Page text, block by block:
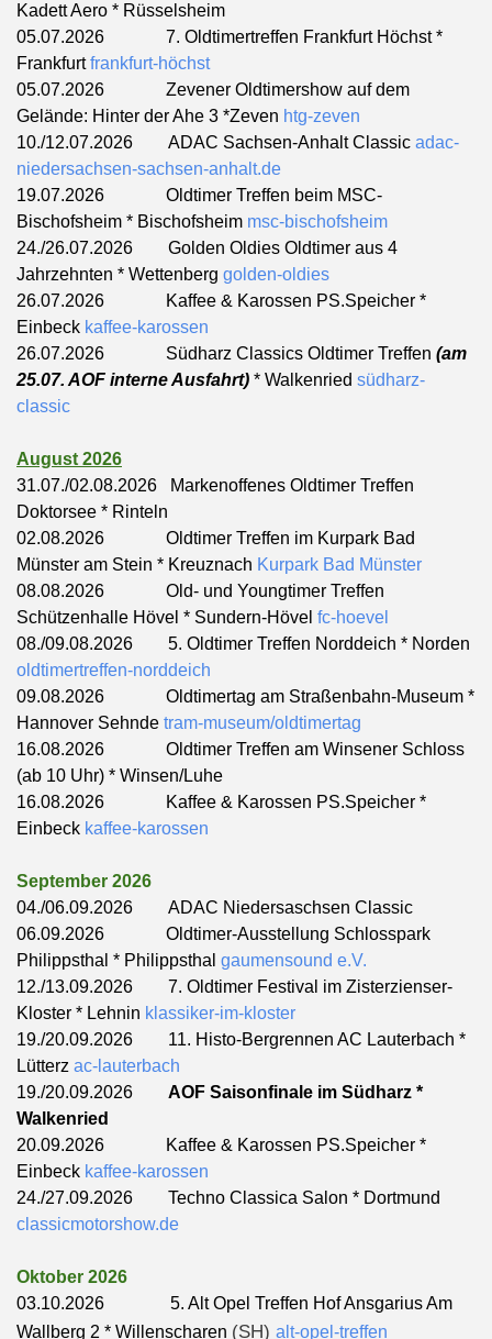
Kadett Aero * Rüsselsheim
05.07.2026 7. Oldtimertreffen Frankfurt Höchst *
Frankfurtfrankfurt-höchst
05.07.2026 Zevener Oldtimershow auf dem
Gelände: Hinter der Ahe 3 *Zeven htg-zeven
10./12.07.2026 ADAC Sachsen-Anhalt Classic adac-
niedersachsen-sachsen-anhalt.de
19.07.2026 Oldtimer Treffen beim MSC-
Bischofsheim * Bischofsheim msc-bischofsheim
24./26.07.2026 Golden Oldies Oldtimer aus 4
Jahrzehnten * Wettenberg golden-oldies
26.07.2026
Kaffee & Karossen PS.Speicher *
Einbeck kaffee-karossen
26.07.2026 Südharz Classics Oldtimer Treffen (am
25.07. AOF interne Ausfahrt) * Walkenried südharz-
classic
August 2026
31.07./02.08.2026 Markenoffenes Oldtimer Treffen
Doktorsee * Rinteln
02.08.2026 Oldtimer Treffen im Kurpark Bad
Münster am Stein * Kreuznach Kurpark Bad Münster
08.08.2026 Old- und Youngtimer Treffen
Schützenhalle Hövel * Sundern-Hövel fc-hoevel
08./09.08.2026 5. Oldtimer Treffen Norddeich * Norden
oldtimertreffen-norddeich
09.08.2026 Oldtimertag am Straßenbahn-Museum *
Hannover Sehnde tram-museum/oldtimertag
16.08.2026 Oldtimer Treffen am Winsener Schloss
(ab 10 Uhr) * Winsen/Luhe
16.08.2026
Kaffee & Karossen PS.Speicher *
Einbeck kaffee-karossen
September 2026
04./06.09.2026 ADAC Niedersaschsen Classic
06.09.2026 Oldtimer-Ausstellung Schlosspark
Philippsthal * Philippsthal gaumensound e.V.
12./13.09.2026 7. Oldtimer Festival im Zisterzienser-
Kloster * Lehnin klassiker-im-kloster
19./20.09.2026 11. Histo-Bergrennen AC Lauterbach *
Lütterz ac-lauterbach
19./20.09.2026 AOF Saisonfinale im Südharz *
Walkenried
20.09.2026
Kaffee & Karossen PS.Speicher *
Einbeck kaffee-karossen
24./27.09.2026 Techno Classica Salon * Dortmund
classicmotorshow.de
Oktober 2026
03.10.2026 5. Alt Opel Treffen Hof Ansgarius Am
Wallberg 2 * Willenscharen (SH) alt-opel-treffen